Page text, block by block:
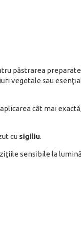
păstrarea
vegetale sau
cât mai
cu sigiliu.
sensibile la